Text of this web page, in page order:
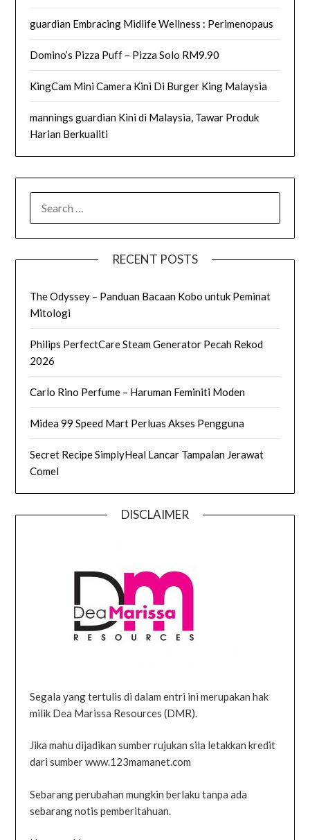
guardian Embracing Midlife Wellness : Perimenopaus
Domino’s Pizza Puff – Pizza Solo RM9.90
KingCam Mini Camera Kini Di Burger King Malaysia
mannings guardian Kini di Malaysia, Tawar Produk
Harian Berkualiti
FOR:
RECENT POSTS
The Odyssey – Panduan Bacaan Kobo untuk Peminat
Mitologi
Philips PerfectCare Steam Generator Pecah Rekod
2026
Carlo Rino Perfume – Haruman Feminiti Moden
Midea 99 Speed Mart Perluas Akses Pengguna
Secret Recipe SimplyHeal Lancar Tampalan Jerawat
Comel
DISCLAIMER
Segala yang tertulis di dalam entri ini merupakan hak
milik Dea Marissa Resources (DMR).
Jika mahu dijadikan sumber rujukan sila letakkan kredit
dari sumber www.123mamanet.com
Sebarang perubahan mungkin berlaku tanpa ada
sebarang notis pemberitahuan.